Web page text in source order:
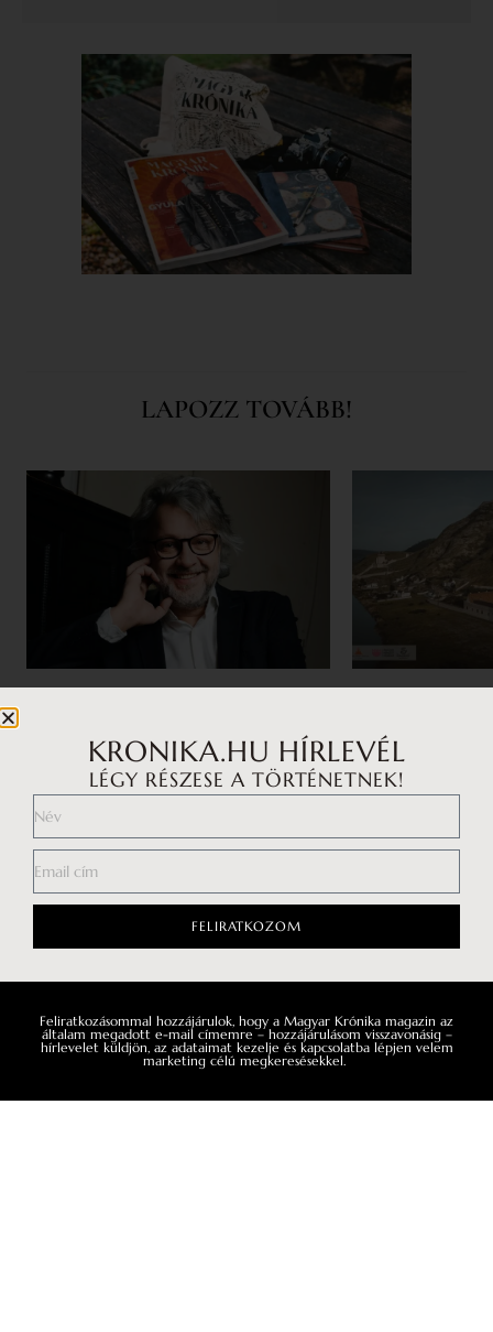
LAPOZZ TOVÁBB!
éltető erő
Interjúalanyainkat – Lobenwein
Norbert fesztiválszervezőt, Sena Dagadu
énekesnő, Pindroch Csaba színművészt
és Bősze Ádám zenetörténészt – arra
kértük, hogy egymásnak adják a szót,
így ahol az egyik beszélgetés véget ér,
ott kezdődik is a következő.
rezidenciák
hatalmát
egyértelműen az
KRONIKA.HU HÍRLEVÉL
LÉGY RÉSZESE A TÖRTÉNETNEK!
FELIRATKOZOM
Feliratkozásommal hozzájárulok, hogy a Magyar Krónika magazin az
általam megadott e-mail címemre – hozzájárulásom visszavonásig –
hírlevelet küldjön, az adataimat kezelje és kapcsolatba lépjen velem
marketing célú megkeresésekkel.